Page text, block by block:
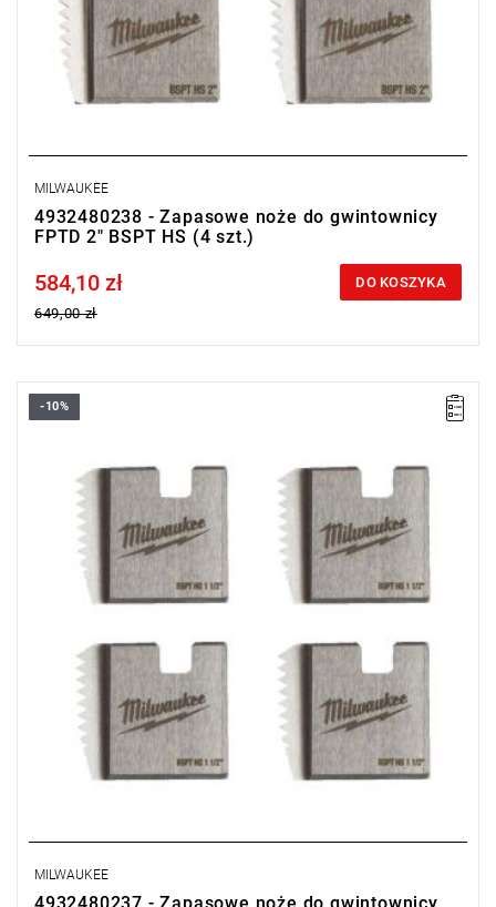
MILWAUKEE
4932480238 - Zapasowe noże do gwintownicy
FPTD 2" BSPT HS (4 szt.)
Price tax included
584,10 zł
649,00 zł
DO KOSZYKA
Noże zapasowe do gwintownicy charakteryzują się wysoką
-10%
MILWAUKEE